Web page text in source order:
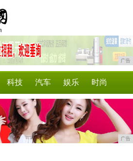
广告
科技 汽车 娱乐 时尚
商讯 消费 购物
广告